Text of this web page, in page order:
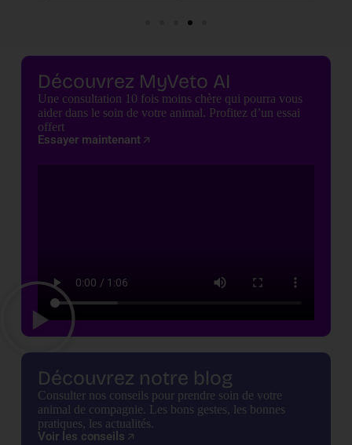
Découvrez MyVeto AI
Une consultation 10 fois moins chère qui pourra vous
aider dans le soin de votre animal. Profitez d’un essai
offert
Essayer maintenant
Découvrez notre blog
Consulter nos conseils pour prendre soin de votre
animal de compagnie. Les bons gestes, les bonnes
pratiques, les actualités.
Voir les conseils